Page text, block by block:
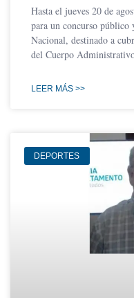
Hasta el jueves 20 de
para un concurso
Nacional, destinado a
del Cuerpo
LEER MÁS >>
DEPORTES